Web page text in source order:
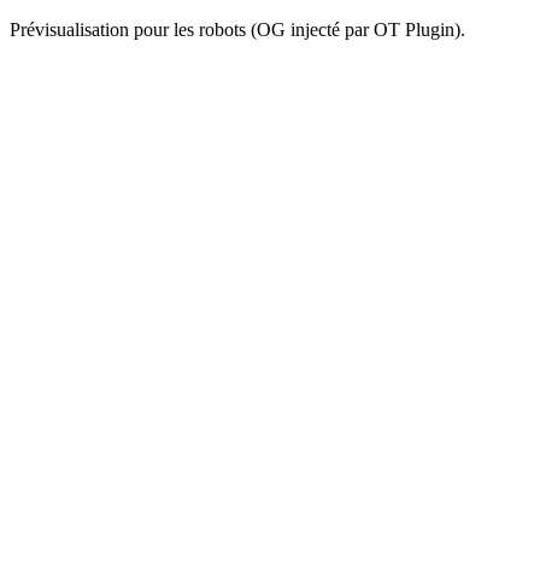
Prévisualisation pour les robots (OG injecté par OT Plugin).